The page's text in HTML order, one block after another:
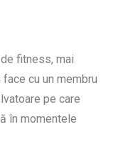
fitness, mai
cu un membru
pe care
în momentele